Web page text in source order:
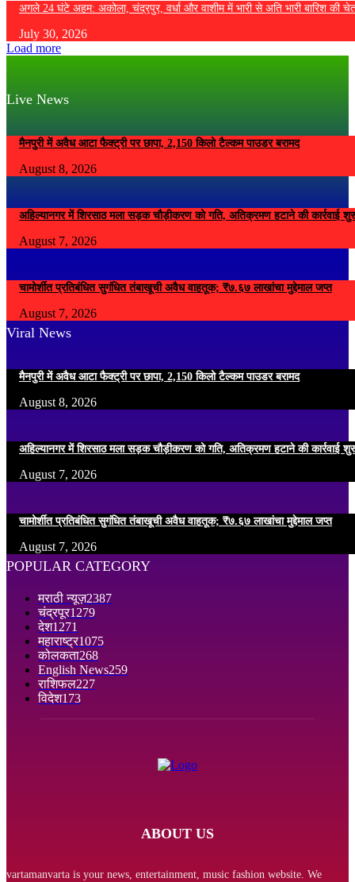
अगले 24 घंटे अहम: अकोला, चंद्रपुर, वर्धा और वाशीम में भारी से अति भारी बारिश की
July 30, 2026
Load more
Live News
मैनपुरी में अवैध आटा फैक्ट्री पर छापा, 2,150 किलो टैल्कम पाउडर बरामद
August 8, 2026
अहिल्यानगर में शिरसाठ मला सड़क चौड़ीकरण को गति, अतिक्रमण हटाने की कार्रवाई
August 7, 2026
चामोर्शीत प्रतिबंधित सुगंधित तंबाखूची अवैध वाहतूक; ₹७.६७ लाखांचा मुद्देमाल जप्त
August 7, 2026
Viral News
मैनपुरी में अवैध आटा फैक्ट्री पर छापा, 2,150 किलो टैल्कम पाउडर बरामद
August 8, 2026
अहिल्यानगर में शिरसाठ मला सड़क चौड़ीकरण को गति, अतिक्रमण हटाने की कार्रवाई
August 7, 2026
चामोर्शीत प्रतिबंधित सुगंधित तंबाखूची अवैध वाहतूक; ₹७.६७ लाखांचा मुद्देमाल जप्त
August 7, 2026
POPULAR CATEGORY
मराठी न्यूज़2387
चंद्रपूर1279
देश1271
महाराष्ट्र1075
कोलकता268
English News259
राशिफल227
विदेश173
ABOUT US
vartamanvarta is your news, entertainment, music fashion website. We